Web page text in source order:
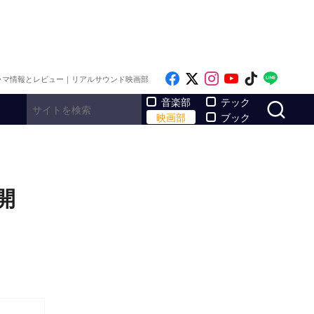
情報とレビュー｜リアルサウンド映画部 Like on Facebook
Follow on x
Follow on
Follow on
Follow
音楽部
映画部
テック
ブック